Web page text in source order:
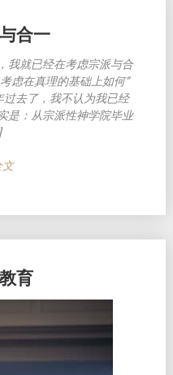
合一
我就已经在考虑宗派与合
虑在真理的基础上如何”
过去了，我不认为我已经
是：从宗派性神学院毕业
文
育